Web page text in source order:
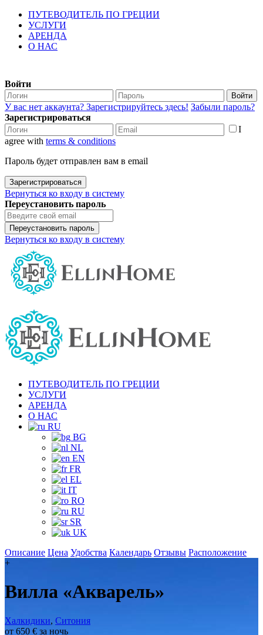
ПУТЕВОДИТЕЛЬ ПО ГРЕЦИИ
УСЛУГИ
АРЕНДА
О НАС
Войти
Войти
У вас нет аккаунта? Зарегистрируйтесь здесь! Забыли пароль?
Зарегистрироваться
I
agree with terms & conditions
Пароль будет отправлен вам в email
Зарегистрироваться
Вернуться ко входу в систему
Переустановить пароль
Переустановить пароль
Вернуться ко входу в систему
ПУТЕВОДИТЕЛЬ ПО ГРЕЦИИ
УСЛУГИ
АРЕНДА
О НАС
RU
BG
NL
EN
FR
EL
IT
RO
RU
SR
UK
Описание Цена Удобства Календарь Отзывы Расположение
+
Вилла «Акварель»
Халкидики, Ситония
от 650 € за ночь